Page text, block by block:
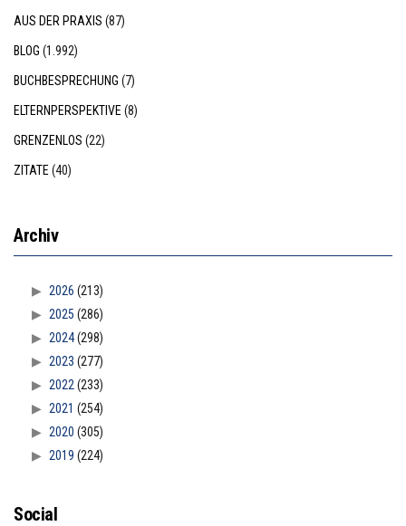
AUS DER PRAXIS (87)
BLOG (1.992)
BUCHBESPRECHUNG (7)
ELTERNPERSPEKTIVE (8)
GRENZENLOS (22)
ZITATE (40)
Archiv
2026 (213)
2025 (286)
2024(298)
2023 (277)
2022 (233)
2021 (254)
2020 (305)
2019 (224)
Social